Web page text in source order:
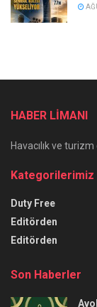
HABER LİMANI
Havacılık ve
Kategorilerimiz
Duty Free
Editörden
Editörden
Son Haberler